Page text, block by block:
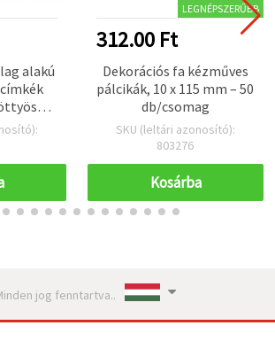
alakú
db
LEGNÉPSZERŰBB
312.00 Ft
Dekorációs fa kézműves
pálcikák, 10 x 115 mm – 50
db/csomag
SKU (leltári azonosító):
803276
Kosárba
jog fenntartva..